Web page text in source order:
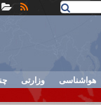
هواشناسی وزارتی